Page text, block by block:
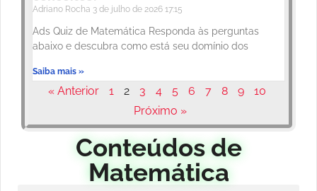
Adriano Rocha 3 de julho de 2026 17:15
Ads Quiz de Matemática Responda às perguntas
abaixo e descubra como está seu domínio dos
Saiba mais »
« Anterior 1 2 3 4 5 6 7 8 9
10
Próximo »
Conteúdos de
Matemática